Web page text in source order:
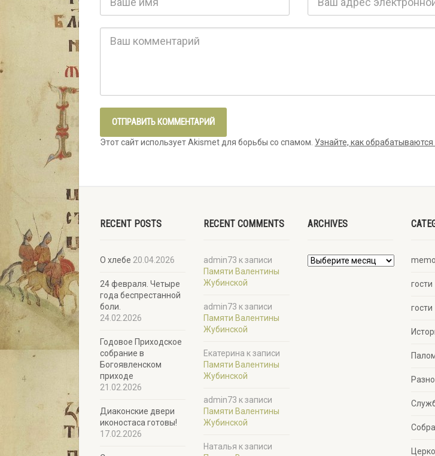
Этот сайт использует Akismet для борьбы со спамом. Узнайте, как
RECENT POSTS
О хлебе 20.04.2026
24 февраля. Четыре
года беспрестанной
боли.
24.02.2026
Годовое Приходское
собрание в
Богоявленском
приходе
21.02.2026
Диаконские двери
иконостаса готовы!
17.02.2026
RECENT COMMENTS
admin73 к записи
Памяти Валентины
Жубинской
admin73 к записи
Памяти Валентины
Жубинской
Екатерина к записи
Памяти Валентины
Жубинской
admin73 к записи
Памяти Валентины
Жубинской
Наталья к записи
ARCHIVES
гости
гости